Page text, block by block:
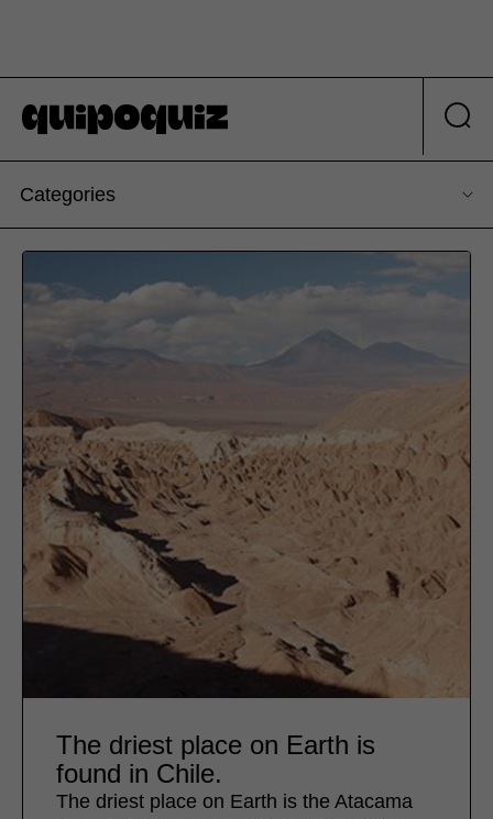
Categories
The driest place on Earth is
found in Chile.
The driest place on Earth is the Atacama